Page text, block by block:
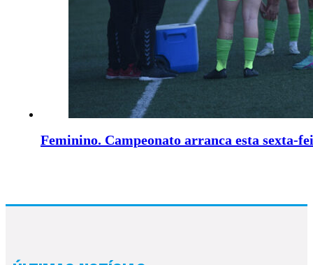
Feminino. Campeonato arranca esta sexta-